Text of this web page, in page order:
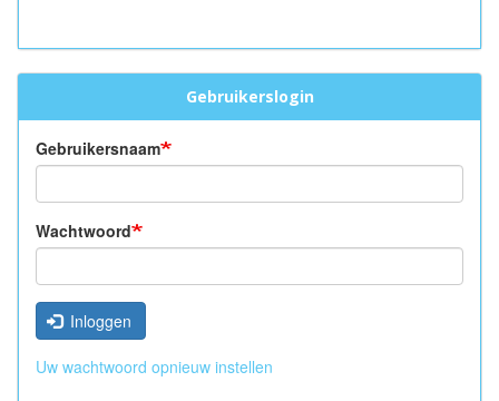
Gebruikerslogin
Gebruikersnaam
Wachtwoord
Inloggen
Uw wachtwoord opnieuw instellen